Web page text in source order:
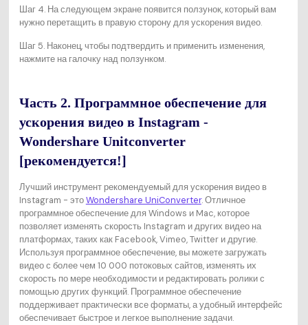
Шаг 4. На следующем экране появится ползунок, который вам
нужно перетащить в правую сторону для ускорения видео.
Шаг 5. Наконец, чтобы подтвердить и применить изменения,
нажмите на галочку над ползунком.
Часть 2. Программное обеспечение для
ускорения видео в Instagram -
Wondershare Unitconverter
[рекомендуется!]
Лучший инструмент рекомендуемый для ускорения видео в
Instagram - этоWondershare UniConverter. Отличное
программное обеспечение для Windows и Mac, которое
позволяет изменять скорость Instagram и других видео на
платформах, таких как Facebook, Vimeo, Twitter и другие.
Используя программное обеспечение, вы можете загружать
видео с более чем 10 000 потоковых сайтов, изменять их
скорость по мере необходимости и редактировать ролики с
помощью других функций. Программное обеспечение
поддерживает практически все форматы, а удобный интерфейс
обеспечивает быстрое и легкое выполнение задачи.